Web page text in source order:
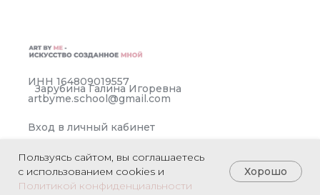
Пользуясь сайтом, вы соглашаетесь
с использованием cookies и
Политикой конфиденциальности
Хорошо
ИНН 164809019557
Зарубина Галина Игоревна
artbyme.school@gmail.com
Договор оферты
Вход в личный кабинет